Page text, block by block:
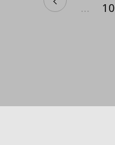
... 10